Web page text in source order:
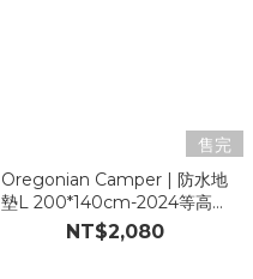
售完
Oregonian Camper | 防水地
墊L 200*140cm-2024等高線
限定色
NT$2,080